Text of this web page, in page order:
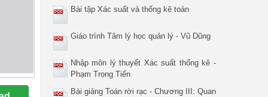
Bài tập Xác suất và thống kê toán
Giáo trình Tâm lý học quản lý - Vũ Dũng
Nhập môn lý thuyết Xác suất thống kê -
Phạm Trọng Tiến
Bài giảng Toán rời rạc - Chương III: Quan